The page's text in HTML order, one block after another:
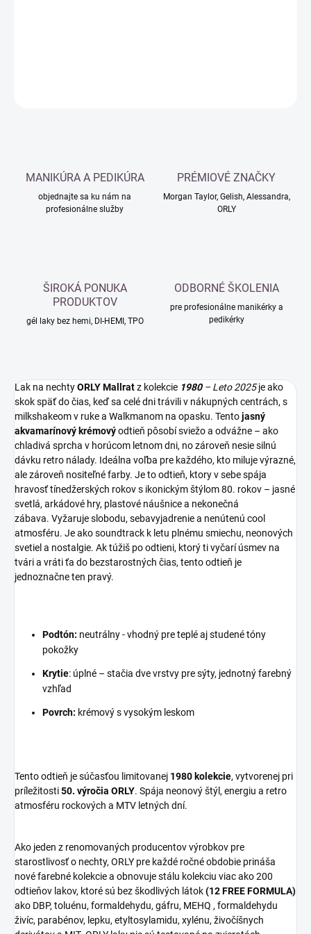
MANIKÚRA A PEDIKÚRA
objednajte sa ku nám na
profesionálne služby
PRÉMIOVÉ ZNAČKY
Morgan Taylor, Gelish, Alessandra,
ORLY
ŠIROKÁ PONUKA
PRODUKTOV
gél laky bez hemi, DI-HEMI, TPO
ODBORNÉ ŠKOLENIA
pre profesionálne manikérky a
pedikérky
Lak na nechtyORLYMallratz kolekcie 1980– Leto 2025je ako
skok späť do čias, keď sa celé dni trávili v nákupných centrách, s
milkshakeom v ruke a Walkmanom na opasku. Tentojasný
akvamarínový krémovýodtieň pôsobí sviežo a odvážne – ako
chladivá sprcha v horúcom letnom dni, no zároveň nesie silnú
dávku retro nálady. Ideálna voľba pre každého, kto miluje výrazné,
ale zároveň nositeľné farby. Je to odtieň, ktory v sebe spája
hravosť tínedžerských rokov s ikonickým štýlom 80. rokov – jasné
svetlá, arkádové hry, plastové náušnice a nekonečná
zábava. Vyžaruje slobodu, sebavyjadrenie a nenútenú cool
atmosféru. Je ako soundtrack k letu plnému smiechu, neonových
svetiel a nostalgie. Ak túžiš po odtieni, ktorý ti vyčarí úsmev na
tvári a vráti ťa do bezstarostných čias, tento odtieň je
jednoznačne ten pravý.
Podtón: neutrálny - vhodný pre teplé aj studené tóny
pokožky
Krytie: úplné – stačia dve vrstvy pre sýty, jednotný farebný
vzhľad
Povrch: krémový s vysokým leskom
Tento odtieň jesúčasťou limitovanej 1980 kolekcie, vytvorenej pri
príležitosti50. výročia ORLY. Spája neonový štýl, energiu a retro
atmosféru rockových a MTV letných dní.
Ako jeden z renomovaných producentov výrobkov pre
starostlivosť o nechty, ORLY pre každé ročné obdobie prináša
nové farebné kolekcie a obnovuje stálu kolekciu viac ako 200
odtieňov lakov, ktoré sú bez škodlivých látok(12 FREE FORMULA)
ako DBP, toluénu, formaldehydu, gáfru, MEHQ , formaldehydu
živíc, parabénov, lepku, etyltosylamidu, xylénu, živočíšnych